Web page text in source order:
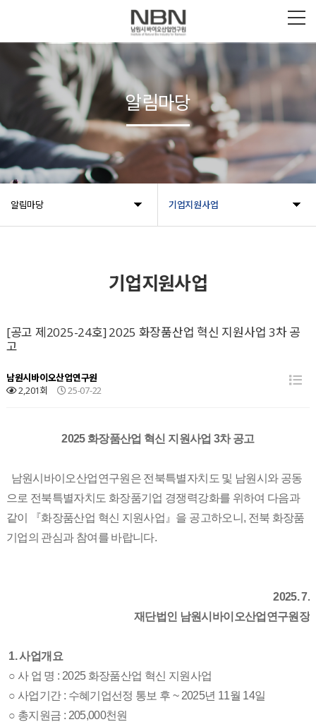
알림마당 기업지원사업
알림마당
기업지원사업
[공고 제2025-24호] 2025 화장품산업 혁신 지원사업 3차 공
고
남원시바이오산업연구원
2,201회
25-07-22
2025 화장품산업 혁신 지원사업 3차 공고
남원시바이오산업연구원은 전북특별자치도 및 남원시와 공동
으로 전북특별자치도 화장품기업 경쟁력강화를 위하여 다음과
같이 『화장품산업 혁신 지원사업』을 공고하오니 , 전북 화장품
기업의 관심과 참여를 바랍니다.
2025. 7.
재단법인 남원시바이오산업연구원장
1.사업개요
○ 사 업 명 : 2025 화장품산업 혁신 지원사업
○ 사업기간: 수혜기업선정 통보 후 ~ 2025년 11월 14일
○ 총지원금 : 205,000천원